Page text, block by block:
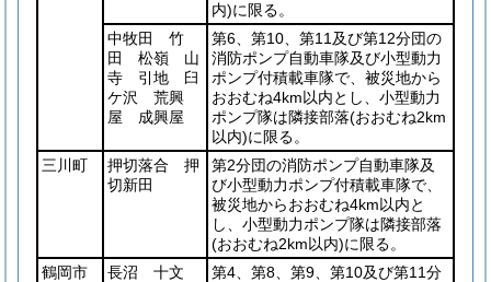
内)に限る。
中牧田 竹
田 松嶺 山
寺 引地 臼
ケ沢 荒興
屋 成興屋
第6、第10、第11及び第12分団の
消防ポンプ自動車隊及び小型動力
ポンプ付積載車隊で、被災地から
おおむね4km以内とし、小型動力
ポンプ隊は隣接部落(おおむね2km
以内)に限る。
三川町
押切落合 押
切新田
第2分団の消防ポンプ自動車隊及
び小型動力ポンプ付積載車隊で、
被災地からおおむね4km以内と
し、小型動力ポンプ隊は隣接部落
(おおむね2km以内)に限る。
鶴岡市
長沼 十文
第4、第8、第9、第10及び第11分